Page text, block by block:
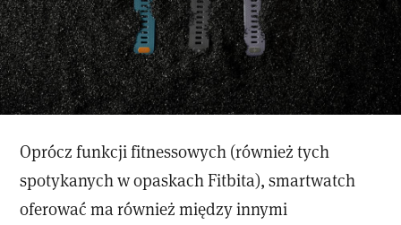
Oprócz funkcji fitnessowych (również tych
spotykanych w opaskach Fitbita), smartwatch
oferować ma również między innymi